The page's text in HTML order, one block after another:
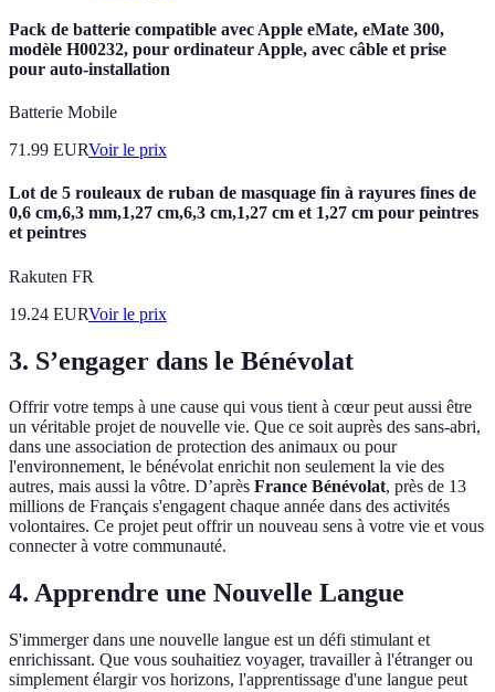
Pack de batterie compatible avec Apple eMate, eMate 300,
modèle H00232, pour ordinateur Apple, avec câble et prise
pour auto-installation
Batterie Mobile
71.99 EURVoir le prix
Lot de 5 rouleaux de ruban de masquage fin à rayures fines de
0,6 cm,6,3 mm,1,27 cm,6,3 cm,1,27 cm et 1,27 cm pour peintres
et peintres
Rakuten FR
19.24 EURVoir le prix
3. S’engager dans le Bénévolat
Offrir votre temps à une cause qui vous tient à cœur peut aussi être
un véritable projet de nouvelle vie. Que ce soit auprès des sans-abri,
dans une association de protection des animaux ou pour
l'environnement, le bénévolat enrichit non seulement la vie des
autres, mais aussi la vôtre. D’après France Bénévolat, près de 13
millions de Français s'engagent chaque année dans des activités
volontaires. Ce projet peut offrir un nouveau sens à votre vie et vous
connecter à votre communauté.
4. Apprendre une Nouvelle Langue
S'immerger dans une nouvelle langue est un défi stimulant et
enrichissant. Que vous souhaitiez voyager, travailler à l'étranger ou
simplement élargir vos horizons, l'apprentissage d'une langue peut